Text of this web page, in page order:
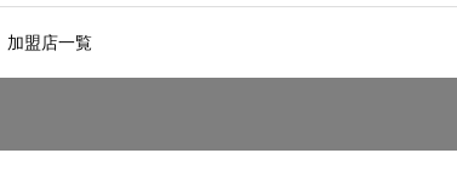
加盟店一覧